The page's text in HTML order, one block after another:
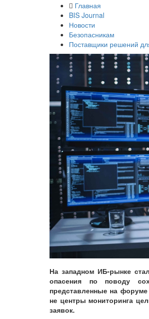
Главная
BIS Journal
Новости
Безопасникам
Поставщики решений
На западном ИБ-рынке
опасения по поводу
представленные на
не центры мониторинга
заявок.